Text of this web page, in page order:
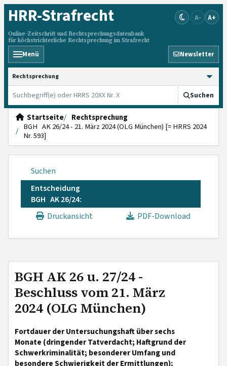
HRR-Strafrecht
Online-Zeitschrift und Rechtsprechungsdatenbank
für höchstrichterliche Rechtsprechung im Strafrecht
A- A+
Menü Newsletter
HRRS durchsuchen
Suchen
Startseite
Rechtsprechung
BGH AK 26/24 - 21. März 2024 (OLG München) [= HRRS 2024
Nr. 593]
Suchen
Entscheidung
BGH AK 26/24:
Druckansicht
PDF-Download
BGH AK 26 u. 27/24 -
Beschluss vom 21. März
2024 (OLG München)
Fortdauer der Untersuchungshaft über sechs
Monate (dringender Tatverdacht; Haftgrund der
Schwerkriminalität; besonderer Umfang und
besondere Schwierigkeit der Ermittlungen);